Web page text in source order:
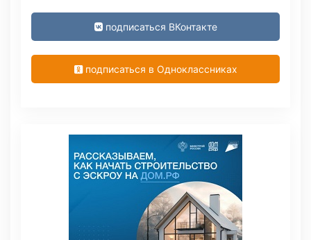
подписаться ВКонтакте
подписаться в Одноклассниках